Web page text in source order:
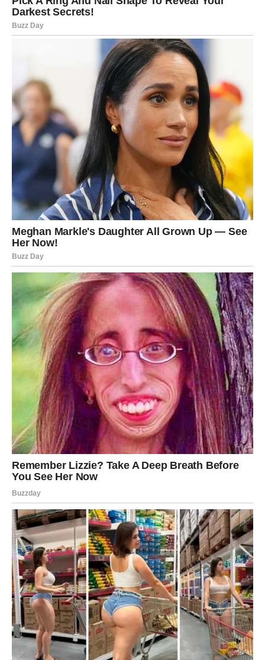
Neke od njih nose mnogo više nego što trenutno možete
vidjeti.
LJUBAV DOBIJA NOVU ŠANSU
Na emotivnom planu dolazi mnogo više jasnoće.
Ako ste dugo čekale da neko pokaže šta zaista osjeća,
odgovori bi mogli stići brže nego što očekujete.
Ako ste slobodne, postoji mogućnost da upoznate osobu
koja će probuditi emocije kakve dugo niste osjetile.
Ako ste u vezi, mnogi nesporazumi mogli bi ostati iza vas.
Zvijezde pokazuju da srce ulazi u mnogo mirniji i sretniji
period.
POSAO I NOVAC DONOSE
VELIKE PROMJENE
Finansijska situacija ulazi u novu fazu.
Moguće su poslovne prilike koje dugo čekate.
Napredovanje.
Važan projekat.
Ili ponuda koja mijenja vaše planove.
Mnoge Vage će konačno osjetiti da njihov rad dobija